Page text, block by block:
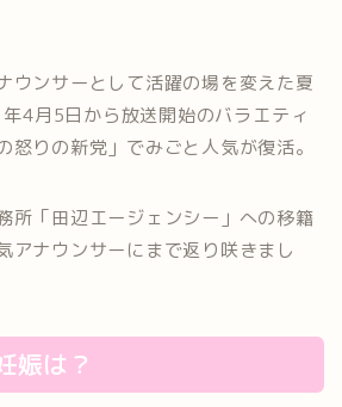
ウンサーとして活躍の場を変えた夏
4月5日から放送開始のバラエティ
怒りの新党」でみごと人気が復活。
所「田辺エージェンシー」への移籍
アナウンサーにまで返り咲きまし
娠は？